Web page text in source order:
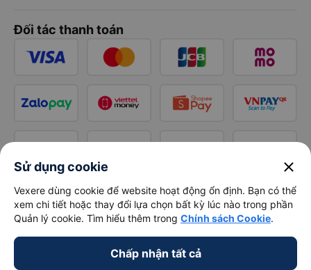
Đối tác thanh toán
Sử dụng cookie close
Vexere dùng cookie để website hoạt động ổn định. Bạn có thể
xem chi tiết hoặc thay đổi lựa chọn bất kỳ lúc nào trong phần
Quản lý cookie. Tìm hiểu thêm trong Chính sách Cookie.
Chấp nhận tất cả